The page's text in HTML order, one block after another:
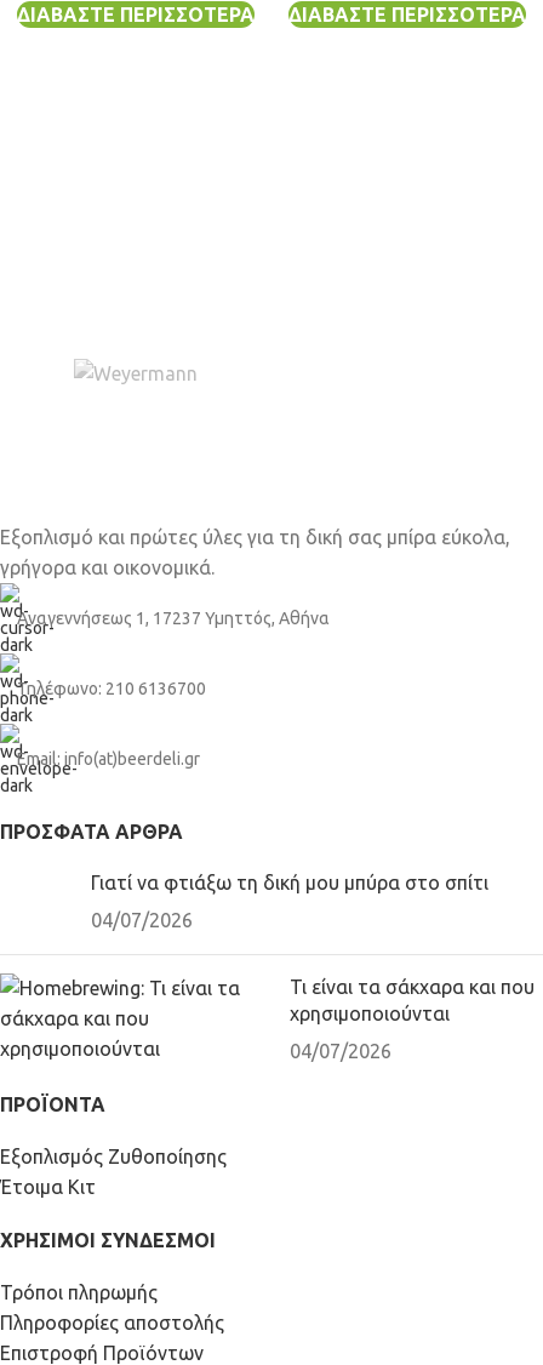
ΔΙΑΒΆΣΤΕ ΠΕΡΙΣΣΌΤΕΡΑ
ΔΙΑΒΆΣΤΕ ΠΕΡΙΣΣΌΤΕΡΑ
Εξοπλισμό και πρώτες ύλες για τη δική σας μπίρα εύκολα,
γρήγορα και οικονομικά.
Αναγεννήσεως 1, 17237 Υμηττός, Αθήνα
Τηλέφωνο: 210 6136700
Email: info(at)beerdeli.gr
ΠΡΌΣΦΑΤΑ ΆΡΘΡΑ
Γιατί να φτιάξω τη δική μου μπύρα στο σπίτι
04/07/2026
Τι είναι τα σάκχαρα και που
χρησιμοποιούνται
04/07/2026
ΠΡΟΪΟΝΤΑ
Εξοπλισμός Ζυθοποίησης
Έτοιμα Κιτ
ΧΡΗΣΙΜΟΙ ΣΥΝΔΕΣΜΟΙ
Τρόποι πληρωμής
Πληροφορίες αποστολής
Επιστροφή Προϊόντων